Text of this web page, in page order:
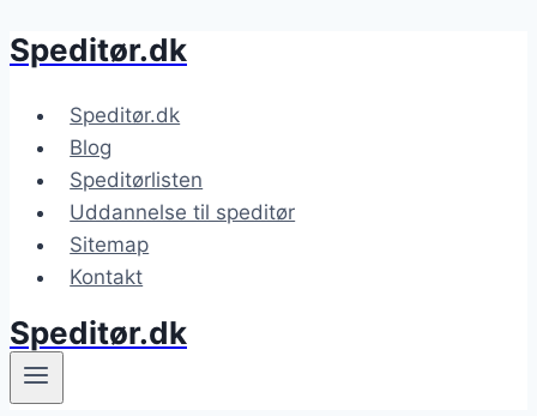
Fortsæt
indhold
Speditør.dk
Speditør.dk
Blog
Speditørlisten
Uddannelse til speditør
Sitemap
Kontakt
Speditør.dk